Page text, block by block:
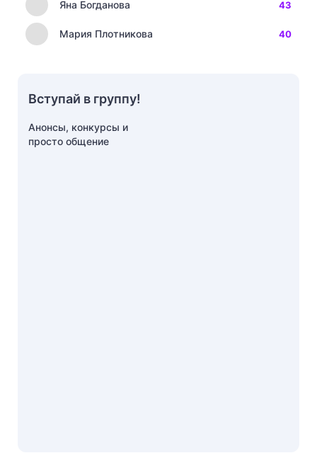
Яна Богданова 43
Мария Плотникова 40
Вступай в группу!
Анонсы, конкурсы и
просто общение